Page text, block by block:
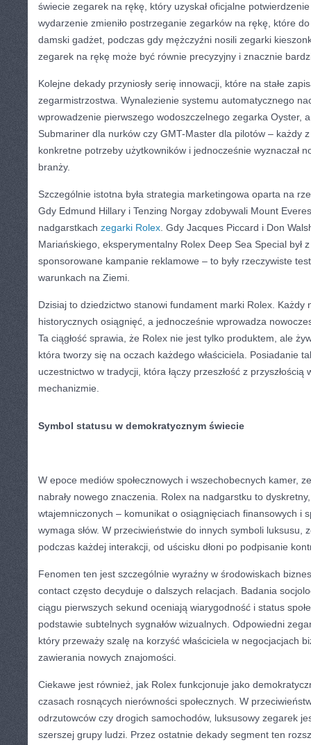
świecie zegarek na rękę, który uzyskał oficjalne
wydarzenie zmieniło postrzeganie zegarków na rękę, które
damski gadżet, podczas gdy mężczyźni nosili zegarki
zegarek na rękę może być równie precyzyjny i znacznie
Kolejne dekady przyniosły serię innowacji, które na stałe
zegarmistrzostwa. Wynalezienie systemu automatycznego
wprowadzenie pierwszego wodoszczelnego zegarka Oyster,
Submariner dla nurków czy GMT-Master dla pilotów – każdy
konkretne potrzeby użytkowników i jednocześnie wyznaczał
branży.
Szczególnie istotna była strategia marketingowa oparta na
Gdy Edmund Hillary i Tenzing Norgay zdobywali Mount
nadgarstkach zegarki Rolex . Gdy Jacques Piccard i Don
Mariańskiego, eksperymentalny Rolex Deep Sea Special był z
sponsorowane kampanie reklamowe – to były rzeczywiste
warunkach na Ziemi.
Dzisiaj to dziedzictwo stanowi fundament marki Rolex. Każdy
historycznych osiągnięć, a jednocześnie wprowadza
Ta ciągłość sprawia, że Rolex nie jest tylko produktem, ale
która tworzy się na oczach każdego właściciela. Posiadanie
uczestnictwo w tradycji, która łączy przeszłość z
mechanizmie.
Symbol statusu w demokratycznym świecie
W epoce mediów społecznowych i wszechobecnych kamer,
nabrały nowego znaczenia. Rolex na nadgarstku to
wtajemniczonych – komunikat o osiągnięciach finansowych i
wymaga słów. W przeciwieństwie do innych symboli luksusu,
podczas każdej interakcji, od uścisku dłoni po podpisanie
Fenomen ten jest szczególnie wyraźny w środowiskach
contact często decyduje o dalszych relacjach. Badania
ciągu pierwszych sekund oceniają wiarygodność i status
podstawie subtelnych sygnałów wizualnych. Odpowiedni
który przeważy szalę na korzyść właściciela w negocjacjach
zawierania nowych znajomości.
Ciekawe jest również, jak Rolex funkcjonuje jako
czasach rosnących nierówności społecznych. W
odrzutowców czy drogich samochodów, luksusowy zegarek
szerszej grupy ludzi. Przez ostatnie dekady segment ten